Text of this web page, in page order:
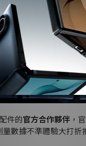
件的官方合作夥伴 ，
數據不準體驗大打折